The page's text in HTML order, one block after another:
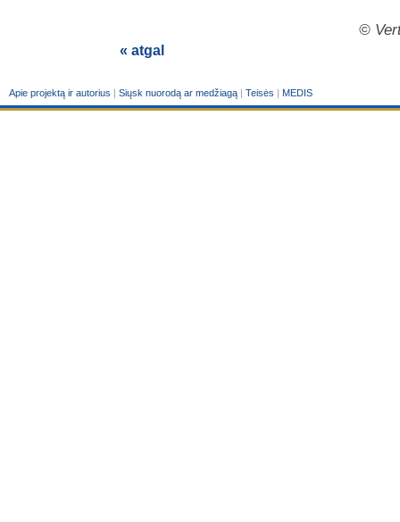
©
« atgal
Apie projektą ir autorius | Siųsk nuorodą ar medžiagą | Teisės | MEDIS